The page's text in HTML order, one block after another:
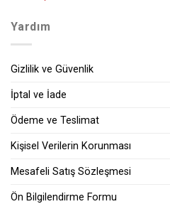
Yardım
Gizlilik ve Güvenlik
İptal ve İade
Ödeme ve Teslimat
Kişisel Verilerin Korunması
Mesafeli Satış Sözleşmesi
Ön Bilgilendirme Formu